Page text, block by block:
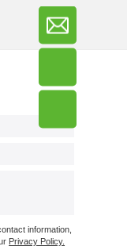
information,
Privacy Policy.